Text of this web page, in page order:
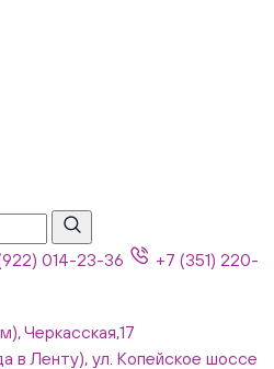
014-23-36
+7 (351) 220-
Черкасская,17
в Ленту), ул. Копейское шоссе